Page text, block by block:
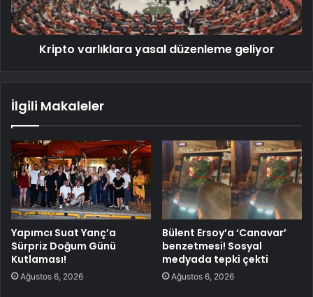
Kripto varlıklara yasal düzenleme geliyor
İlgili Makaleler
Yapımcı Suat Yanç’a
Sürpriz Doğum Günü
Kutlaması!
Ağustos 6, 2026
Bülent Ersoy’a ‘Canavar’
benzetmesi! Sosyal
medyada tepki çekti
Ağustos 6, 2026